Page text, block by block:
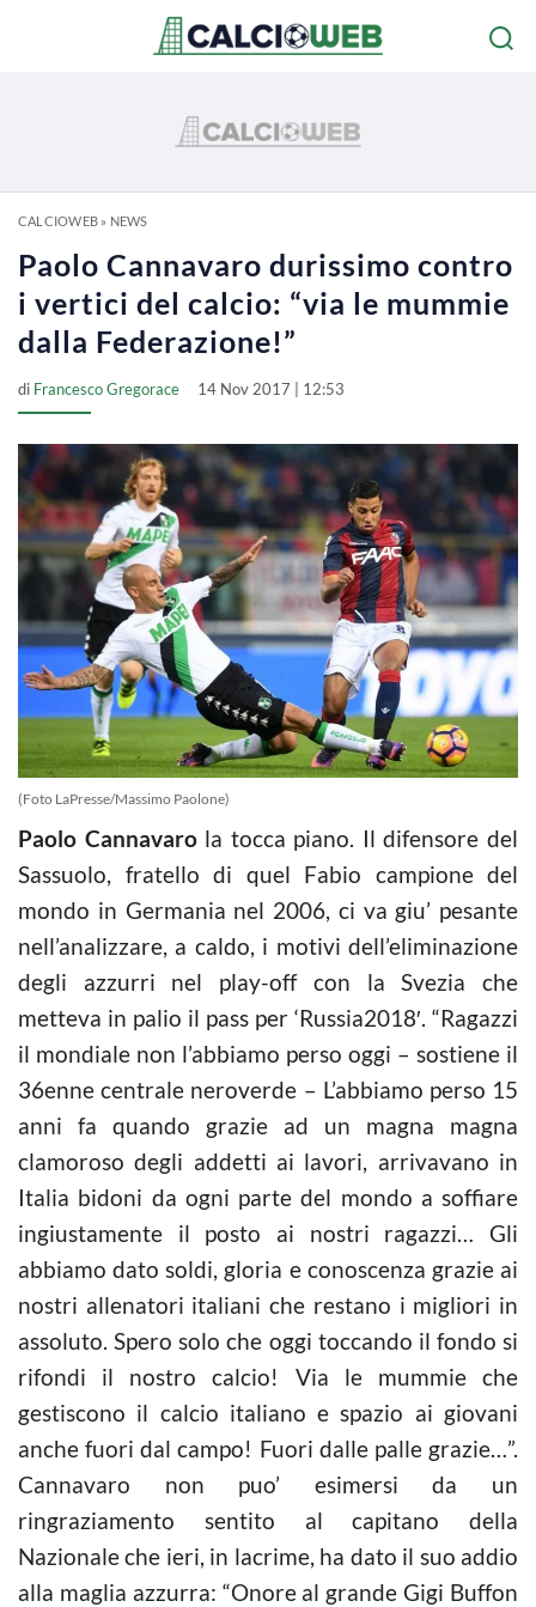
CALCIOWEB» NEWS
Paolo Cannavaro durissimo contro
i vertici del calcio: “via le mummie
dalla Federazione!”
di Francesco Gregorace 14 Nov 2017 | 12:53
(Foto LaPresse/Massimo Paolone)
Paolo Cannavarola tocca piano. Il difensore del
Sassuolo, fratello di quel Fabio campione del
mondo in Germania nel 2006, ci va giu’ pesante
nell’analizzare, a caldo, i motivi dell’eliminazione
degli azzurri nel play-off con la Svezia che
metteva in palio il pass per ‘Russia2018′. “Ragazzi
il mondiale non l’abbiamo perso oggi – sostiene il
36enne centrale neroverde – L’abbiamo perso 15
anni fa quando grazie ad un magna magna
clamoroso degli addetti ai lavori, arrivavano in
Italia bidoni da ogni parte del mondo a soffiare
ingiustamente il posto ai nostri ragazzi… Gli
abbiamo dato soldi, gloria e conoscenza grazie ai
nostri allenatori italiani che restano i migliori in
assoluto. Spero solo che oggi toccando il fondo si
rifondi il nostro calcio! Via le mummie che
gestiscono il calcio italiano e spazio ai giovani
anche fuori dal campo! Fuori dalle palle grazie…”.
Cannavaro non puo’ esimersi da un
ringraziamento sentito al capitano della
Nazionale che ieri, in lacrime, ha dato il suo addio
alla maglia azzurra: “Onore al grande Gigi Buffon